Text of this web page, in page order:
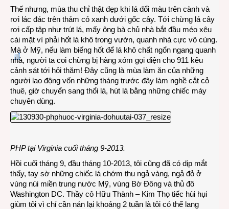
Thế nhưng, mùa thu chỉ thật đẹp khi lá đổi màu trên cành và
rơi lác đác trên thảm cỏ xanh dưới gốc cây. Tới chừng lá cây
rơi cấp tập như trút lá, mấy ông bà chủ nhà bắt đầu méo xệu
cái mặt vì phải hốt lá khô trong vườn, quanh nhà cực vô cùng.
Mà ở Mỹ, nếu làm biếng hốt để lá khô chất ngổn ngang quanh
nhà, người ta coi chừng bị hàng xóm gọi điện cho 911 kêu
cảnh sát tới hỏi thăm! Đây cũng là mùa làm ăn của những
người lao động vốn những tháng trước đây làm nghề cắt cỏ
thuê, giờ chuyển sang thổi lá, hút lá bằng những chiếc máy
chuyên dùng.
PHP tại Virginia cuối tháng 9-2013.
Hồi cuối tháng 9, đầu tháng 10-2013, tôi cũng đã có dịp mắt
thấy, tay sờ những chiếc lá chớm thu ngả vàng, ngả đỏ ở
vùng núi miền trung nước Mỹ, vùng Bờ Đông và thủ đô
Washington DC. Thầy cô Hữu Thành – Kim Thọ tiếc hùi hụi
giùm tôi vì chỉ cần nán lại khoảng 2 tuần là tôi có thể lang